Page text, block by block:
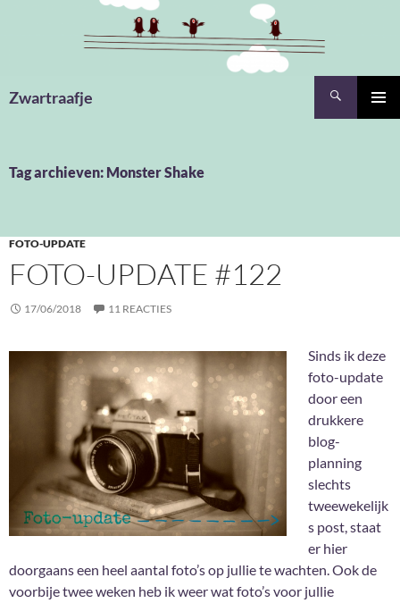
Zwartraafje
Tag archieven: Monster Shake
FOTO-UPDATE
FOTO-UPDATE #122
17/06/2018 11 REACTIES
Sinds ik deze
foto-update
door een
drukkere
blog-
planning
slechts
tweewekelijk
s post, staat
er hier
doorgaans een heel aantal foto’s op jullie te wachten. Ook de
voorbije twee weken heb ik weer wat foto’s voor jullie